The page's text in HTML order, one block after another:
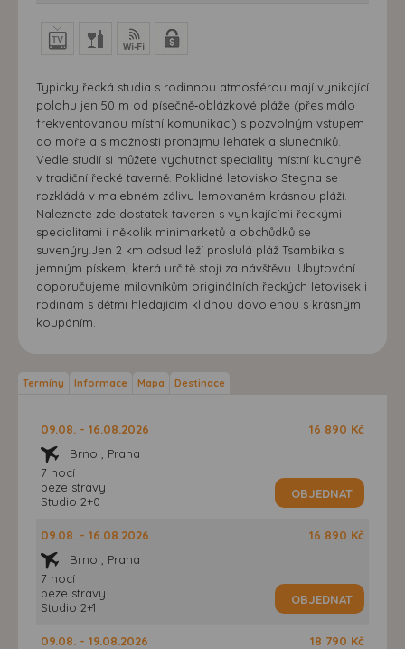
Typicky řecká studia s rodinnou atmosférou mají vynikající
polohu jen 50 m od písečně‑oblázkové pláže (přes málo
frekventovanou místní komunikaci) s pozvolným vstupem
do moře a s možností pronájmu lehátek a slunečníků.
Vedle studií si můžete vychutnat speciality místní kuchyně
v tradiční řecké taverně. Poklidné letovisko Stegna se
rozkládá v malebném zálivu lemovaném krásnou pláží.
Naleznete zde dostatek taveren s vynikajícími řeckými
specialitami i několik minimarketů a obchůdků se
suvenýry.Jen 2 km odsud leží proslulá pláž Tsambika s
jemným pískem, která určitě stojí za návštěvu. Ubytování
doporučujeme milovníkům originálních řeckých letovisek i
rodinám s dětmi hledajícím klidnou dovolenou s krásným
koupáním.
Termíny Informace Mapa Destinace
09.08. - 16.08.2026
Brno , Praha
7 nocí
beze stravy
Studio 2+0
16 890 Kč
OBJEDNAT
09.08. - 16.08.2026
Brno , Praha
7 nocí
beze stravy
Studio 2+1
16 890 Kč
OBJEDNAT
09.08. - 19.08.2026
18 790 Kč